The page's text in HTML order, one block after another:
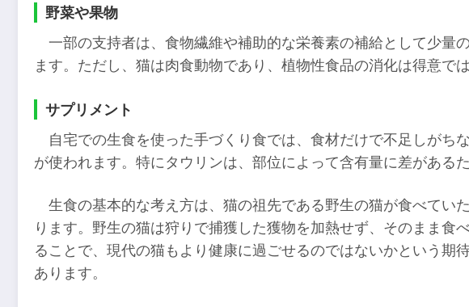
野菜や果物
一部の支持者は、食物繊維や補助的な栄養素の補給として少量
ます。ただし、猫は肉食動物であり、植物性食品の消化は得意で
サプリメント
自宅での生食を使った手づくり食では、食材だけで不足しがち
が使われます。特にタウリンは、部位によって含有量に差がある
生食の基本的な考え方は、猫の祖先である野生の猫が食べてい
ります。野生の猫は狩りで捕獲した獲物を加熱せず、そのまま食
ることで、現代の猫もより健康に過ごせるのではないかという期
あります。